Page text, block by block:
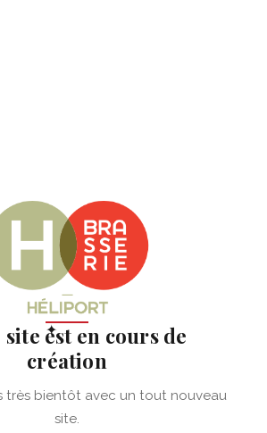
✦
est en cours de
création
très bientôt avec un tout nouveau
site.